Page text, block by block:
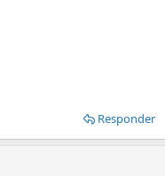
Responder